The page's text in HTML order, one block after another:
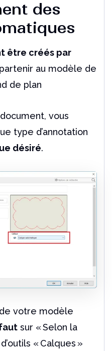
des
être créés par
au modèle de
de plan
vous
type d’annotation
désiré.
votre modèle
sur « Selon la
« Calques »